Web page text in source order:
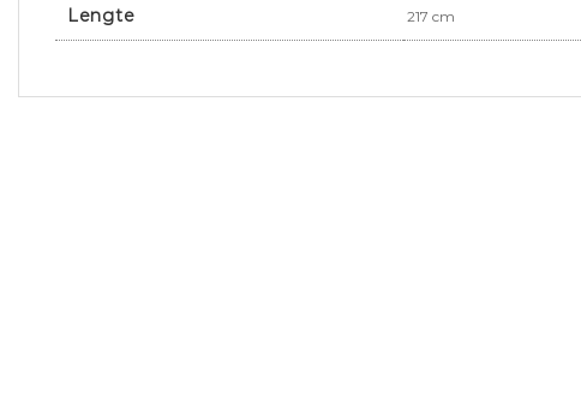
Lengte 217 cm